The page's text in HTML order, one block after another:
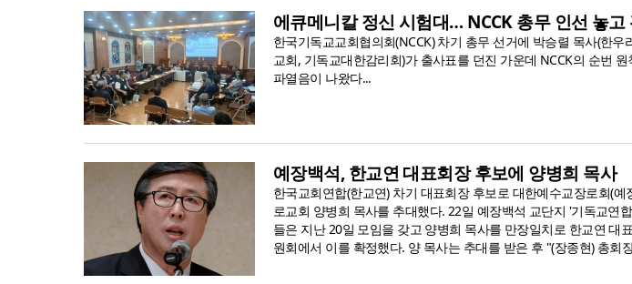
에큐메니칼 정신 시험대… NCCK 총무 인선 놓고
한국기독교교회협의회(NCCK) 차기 총무 선거에 박승렬 목사(한
교회, 기독교대한감리회)가 출사표를 던진 가운데 NCCK의 순번
파열음이 나왔다...
예장백석, 한교연 대표회장 후보에 양병희 목사
한국교회연합(한교연) 차기 대표회장 후보로 대한예수교장로회(
로교회 양병희 목사를 추대했다. 22일 예장백석 교단지 '기독교연
들은 지난 20일 모임을 갖고 양병희 목사를 만장일치로 한교연 대
원회에서 이를 확정했다. 양 목사는 추대를 받은 후 "(장종현) 총회